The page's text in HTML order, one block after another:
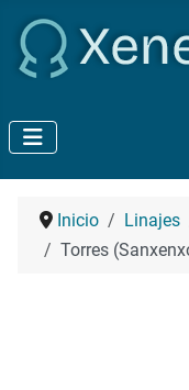
Inicio Linajes
Torres